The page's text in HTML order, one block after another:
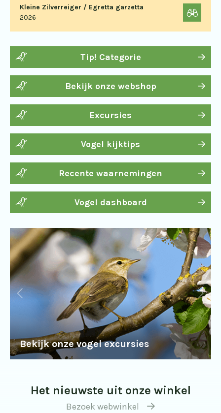
Kleine Zilverreiger / Egretta garzetta
2026
Tip! Categorie
Bekijk onze webshop
Excursies
Vogel kijktips
Recente waarnemingen
Vogel dashboard
Bekijk onze vogel excursies
Het nieuwste uit onze winkel
Bezoek webwinkel